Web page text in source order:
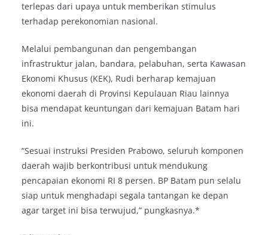
terlepas dari upaya untuk memberikan stimulus
terhadap perekonomian nasional.
Melalui pembangunan dan pengembangan
infrastruktur jalan, bandara, pelabuhan, serta Kawasan
Ekonomi Khusus (KEK), Rudi berharap kemajuan
ekonomi daerah di Provinsi Kepulauan Riau lainnya
bisa mendapat keuntungan dari kemajuan Batam hari
ini.
“Sesuai instruksi Presiden Prabowo, seluruh komponen
daerah wajib berkontribusi untuk mendukung
pencapaian ekonomi RI 8 persen. BP Batam pun selalu
siap untuk menghadapi segala tantangan ke depan
agar target ini bisa terwujud,” pungkasnya.*